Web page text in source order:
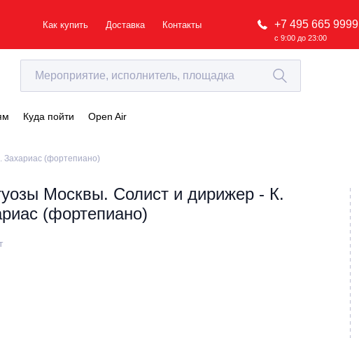
Как купить Доставка Контакты +7 495 665 9999
с 9:00 до 23:00
Куда пойти Open Air
Захариас (фортепиано)
Москвы. Солист и дирижер - К.
(фортепиано)